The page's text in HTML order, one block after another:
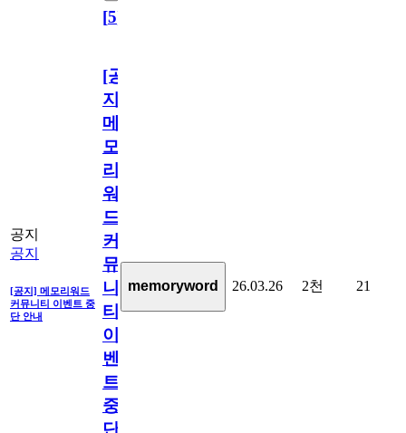
[5]
공지
공지
[공지] 메모리워드
커뮤니티 이벤트 중
단 안내
[공
지]
메
모
리
워
드
커
뮤
니
티
이
벤
트
중
단
memoryword 26.03.26 2천 21